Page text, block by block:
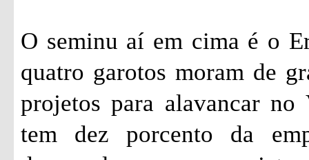
O seminu aí em cima é o
quatro garotos moram de
projetos para alavancar
tem dez porcento da